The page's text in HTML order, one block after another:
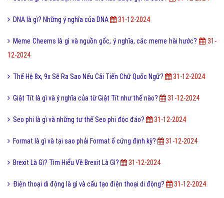
DNA là gì? Những ý nghĩa của DNA 31-12-2024
Meme Cheems là gì và nguồn gốc, ý nghĩa, các meme hài hước?
31-
12-2024
Thế Hệ 8x, 9x Sẽ Ra Sao Nếu Cải Tiến Chữ Quốc Ngữ? 31-12-2024
Giật Tít là gì và ý nghĩa của từ Giật Tít như thế nào? 31-12-2024
Seo phi là gì và những tư thế Seo phi độc đáo? 31-12-2024
Format là gì và tại sao phải Format ổ cứng định kỳ? 31-12-2024
Brexit Là Gì? Tìm Hiểu Về Brexit Là Gì? 31-12-2024
Điện thoại di động là gì và cấu tạo điện thoại di động? 31-12-2024